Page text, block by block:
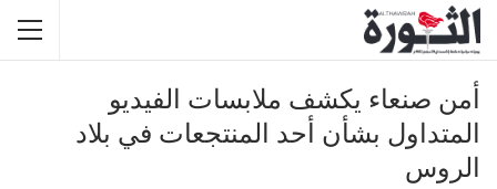
أمن صنعاء يكشف ملابسات الفيديو
المتداول بشأن أحد المنتجعات في بلاد
الروس